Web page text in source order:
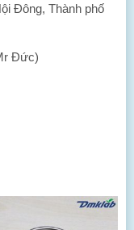
Đông, Thành phố
Đức)